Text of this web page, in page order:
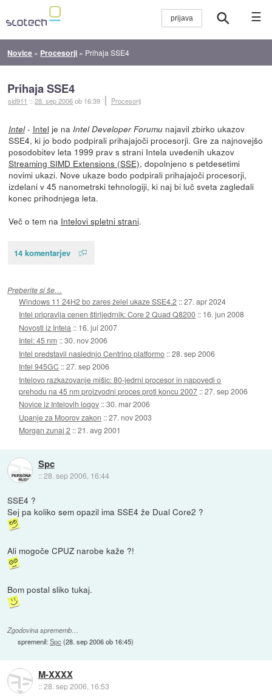
☰
Novice » Procesorji » Prihaja SSE4
Prihaja SSE4
sid911 ::28. sep 2006ob 16:39 Procesorji
Intel- Intel je na Intel Developer Forumunajavil zbirko ukazov
SSE4, ki jo bodo podpirali prihajajoči procesorji. Gre za najnovejšo
posodobitev leta 1999 prav s strani Intela uvedenih ukazov
Streaming SIMD Extensions (SSE), dopolnjeno s petdesetimi
novimi ukazi. Nove ukaze bodo podpirali prihajajoči procesorji,
izdelani v 45 nanometrski tehnologiji, ki naj bi luč sveta zagledali
konec prihodnjega leta.
Več o tem na Intelovi spletni strani.
14 komentarjev
Preberite si še…
Windows 11 24H2 bo zares želel ukaze SSE4.2 ::27. apr 2024
Intel pripravlja cenen štirijedrnik: Core 2 Quad Q8200 :: 16. jun 2008
Novosti iz Intela :: 16. jul 2007
Intel: 45 nm ::30. nov 2006
Intel predstavil naslednjo Centrino platformo ::28. sep 2006
Intel 945GC ::27. sep 2006
Intelovo razkazovanje mišic: 80-jedrni procesor in napovedi o
prehodu na 45 nm proizvodni proces proti koncu 2007 ::27. sep 2006
Novice iz Intelovih logov ::30. mar 2006
Upanje za Moorov zakon ::27. nov 2003
Morgan zunaj 2 ::21. avg 2001
Spc
::28. sep 2006, 16:44
SSE4 ?
Sej pa koliko sem opazil ima SSE4 že Dual Core2 ?
Ali mogoče CPUZ narobe kaže ?!
Bom postal sliko tukaj.
Zgodovina sprememb…
spremenil:Spc (28. sep 2006 ob 16:45)
M-XXXX
::28. sep 2006, 16:53